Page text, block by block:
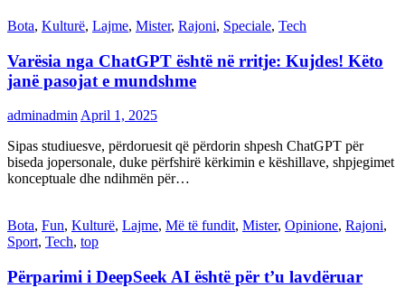
Bota, Kulturë, Lajme, Mister, Rajoni, Speciale, Tech
Varësia nga ChatGPT është në rritje: Kujdes! Këto
janë pasojat e mundshme
adminadmin April 1, 2025
Sipas studiuesve, përdoruesit që përdorin shpesh ChatGPT për
biseda jopersonale, duke përfshirë kërkimin e këshillave, shpjegimet
konceptuale dhe ndihmën për…
Bota, Fun, Kulturë, Lajme, Më të fundit, Mister, Opinione, Rajoni,
Sport, Tech, top
Përparimi i DeepSeek AI është për t’u lavdëruar